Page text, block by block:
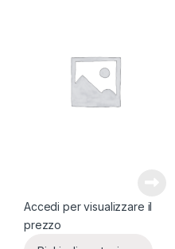
Accedi per visualizzare il
prezzo